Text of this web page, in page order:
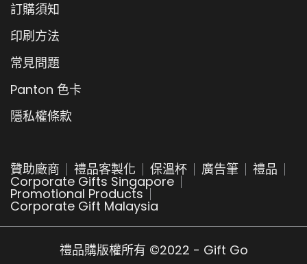
訂購須知
印刷方法
常見問題
Panton 色卡
隱私權條款
贊助廠商 禮品客製化 保溫杯 廣告筆 禮品
Corporate Gifts Singapore
Promotional Products
Corporate Gift Malaysia
禮品購版權所有 ©2022 - Gift Go